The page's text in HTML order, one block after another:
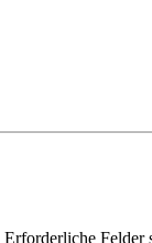
Erforderliche Felder